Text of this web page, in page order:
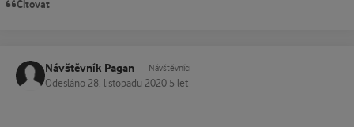
Citovat
Návštěvník Pagan Návštěvníci
Odesláno 28. listopadu 2020 5 let